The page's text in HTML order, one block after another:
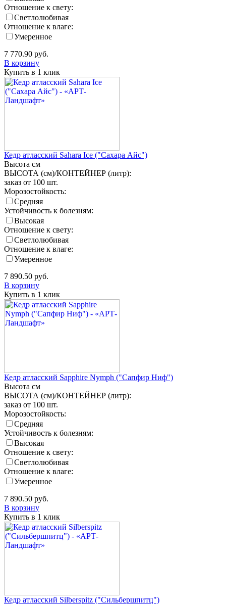
Отношение к свету:
Светлолюбивая
Отношение к влаге:
Умеренное
7 770.90 руб.
В корзину
Купить в 1 клик
Кедр атласский Sahara Ice ("Сахара Айс")
Высота см
ВЫСОТА (см)/КОНТЕЙНЕР (литр):
заказ от 100 шт.
Морозостойкость:
Средняя
Устойчивость к болезням:
Высокая
Отношение к свету:
Светлолюбивая
Отношение к влаге:
Умеренное
7 890.50 руб.
В корзину
Купить в 1 клик
Кедр атласский Sapphire Nymph ("Сапфир Ниф")
Высота см
ВЫСОТА (см)/КОНТЕЙНЕР (литр):
заказ от 100 шт.
Морозостойкость:
Средняя
Устойчивость к болезням:
Высокая
Отношение к свету:
Светлолюбивая
Отношение к влаге:
Умеренное
7 890.50 руб.
В корзину
Купить в 1 клик
Кедр атласский Silberspitz ("Сильбершпитц")